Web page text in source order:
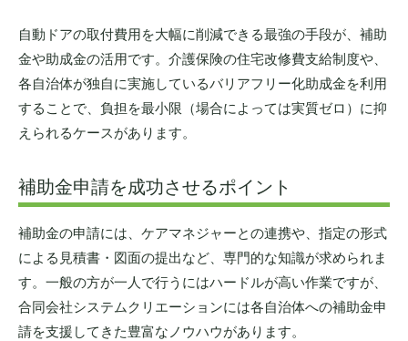
自動ドアの取付費用を大幅に削減できる最強の手段が、補助
金や助成金の活用です。介護保険の住宅改修費支給制度や、
各自治体が独自に実施しているバリアフリー化助成金を利用
することで、負担を最小限（場合によっては実質ゼロ）に抑
えられるケースがあります。
補助金申請を成功させるポイント
補助金の申請には、ケアマネジャーとの連携や、指定の形式
による見積書・図面の提出など、専門的な知識が求められま
す。一般の方が一人で行うにはハードルが高い作業ですが、
合同会社システムクリエーションには各自治体への補助金申
請を支援してきた豊富なノウハウがあります。